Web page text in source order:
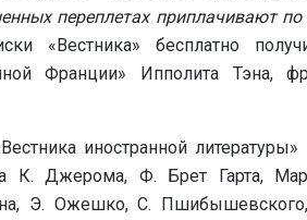
переплетах приплачивают
«Вестника» бесплатно
Франции» Ипполита Тэна,
иностранной
К. Джерома, Ф. Брет Гарта,
Э. Ожешко, С.